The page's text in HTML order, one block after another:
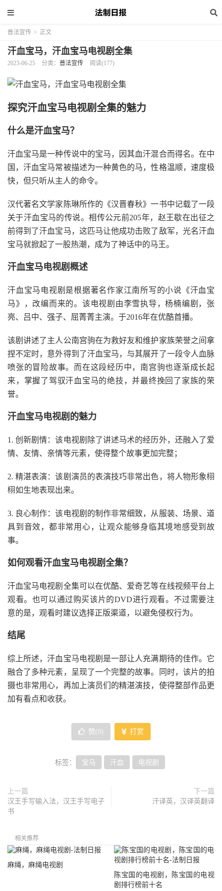
普法宣传 > 正文
汗血宝马，汗血宝马电视剧全集
2023-06-25 分类： 普法宣传 阅读(177)
探究汗血宝马电视剧全集的魅力
什么是汗血宝马？
汗血宝马是一种传说中的宝马，因其血汗混合而得名。在中
国，汗血宝马常被描述为一种黄色的马，性格温顺，速度极
快，但只听从主人的命令。
汉代著名文学家陈琳所作的《汉晋春秋》一书中记载了一段
关于汗血宝马的传说。相传公元前205年，赵王歇在出征之
前得到了汗血宝马，这匹马让他成功击败了敌军，光名汗血
宝马就掀起了一股热潮，成为了神话中的马王。
汗血宝马电视剧概述
汗血宝马电视剧是根据著名作家江南所写的小说《汗血宝
马》，改编而来的。该电视剧由李雪执导，杨楠编剧，张
亮、吕中、强子、屈菁菁主演。于2016年在优酷首播。
该剧讲述了主人公南宫驹在为救好友和维护家族荣誉之间拿
捏不定时，意外得到了汗血宝马，与其展开了一段令人血脉
喷张的冒险故事。而在这段经历中，南宫驹也逐渐成长起
来，掌握了驾驭汗血宝马的绝技，并最终挽回了家族的荣
誉。
汗血宝马电视剧的魅力
1. 创新剧情：该电视剧除了讲述马术的经历外，还融入了爱
情、友情、亲情等元素，使得整个故事更加完整；
2. 精湛表演：该剧演员的表演技巧非常出色，将人物形象栩
栩如生地表现出来。
3. 良心制作：该电视剧的制作非常细致，从服装、场景、道
具到音效，都非常用心，让观众能够身临其境地感受到故
事。
如何观看汗血宝马电视剧全集？
汗血宝马电视剧全集可以在优酷、爱奇艺等在线视频平台上
观看。也可以通过购买该片的DVD进行观看。不过需要注
意的是，观看时建议选择正版渠道，以避免侵权行为。
结尾
综上所述，汗血宝马电视剧是一部让人充满期待的佳作。它
融合了多种元素，呈现了一个完整的故事。同时，该片的拍
摄也非常用心，再加上演员们的精湛演技，使得整部作品更
加有看点和收获。
赞( 0 ) 打赏
标签： 宝马 汗血 电视剧
上一篇
汉王手写输入法，汉王手写电子
书
下一篇
汗译英，汉译英翻译
相关推荐
麻绳，麻绳电视剧
陈宝国的电视剧，陈宝国的电视
剧排行榜前十名